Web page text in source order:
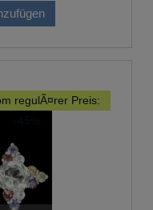
regulÃ¤rer Preis: